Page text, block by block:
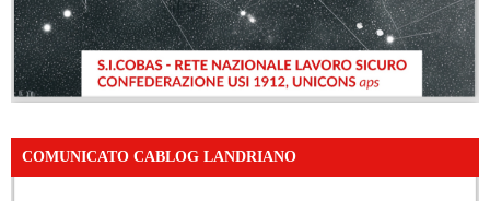
COMUNICATO CABLOG LANDRIANO